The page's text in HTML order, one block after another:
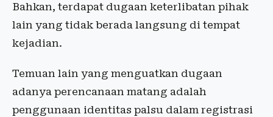
Bahkan, terdapat dugaan keterlibatan pihak
lain yang tidak berada langsung di tempat
kejadian.
Temuan lain yang menguatkan dugaan
adanya perencanaan matang adalah
penggunaan identitas palsu dalam registrasi